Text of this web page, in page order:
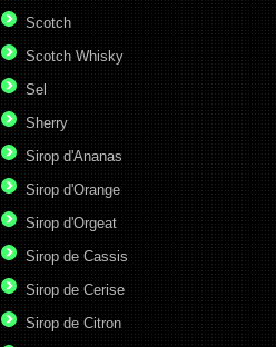
Scotch
Scotch Whisky
Sel
Sherry
Sirop d'Ananas
Sirop d'Orange
Sirop d'Orgeat
Sirop de Cassis
Sirop de Cerise
Sirop de Citron